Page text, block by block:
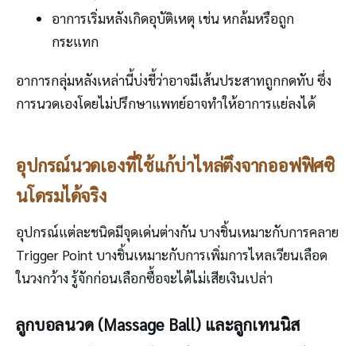
อาการเริ่มหลังเกิดอุบัติเหตุ เช่น หกล้มหรือถูก
กระแทก
อาการกลุ่มหลังเหล่านี้บ่งชี้ว่าอาจมีเส้นประสาทถูกกดทับ ซึ่ง
การนวดเองโดยไม่ปรึกษาแพทย์อาจทำให้อาการแย่ลงได้
อุปกรณ์นวดเองที่ใช้แก้บ่าไหล่ตึงจากออฟฟิศซิ
นโดรมได้จริง
อุปกรณ์แต่ละชนิดมีจุดเด่นต่างกัน บางชิ้นเหมาะกับการคลาย
Trigger Point บางชิ้นเหมาะกับการเพิ่มการไหลเวียนเลือด
ในวงกว้าง รู้จักก่อนเลือกซื้อจะได้ไม่เสียเงินเปล่า
ลูกบอลนวด (Massage Ball) และลูกเทนนิส